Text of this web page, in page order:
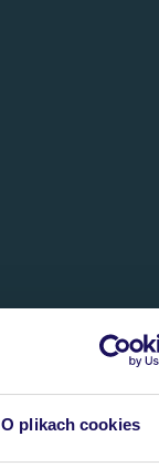
O plikach cookies